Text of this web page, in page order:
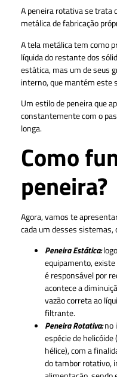
A peneira rotativa se trata
metálica de fabricação
A tela metálica tem como
líquida do restante dos
estática, mas um de seus
interno, que mantém este
Um estilo de peneira que
constantemente com o
longa.
Como
peneira?
Agora, vamos te
cada um desses sistemas,
Peneira Estática:
equipamento, existe
é responsável por
acontece a
vazão correta ao
filtrante.
Peneira Rotativa:no
espécie de
hélice), com a
do tambor rotativo,